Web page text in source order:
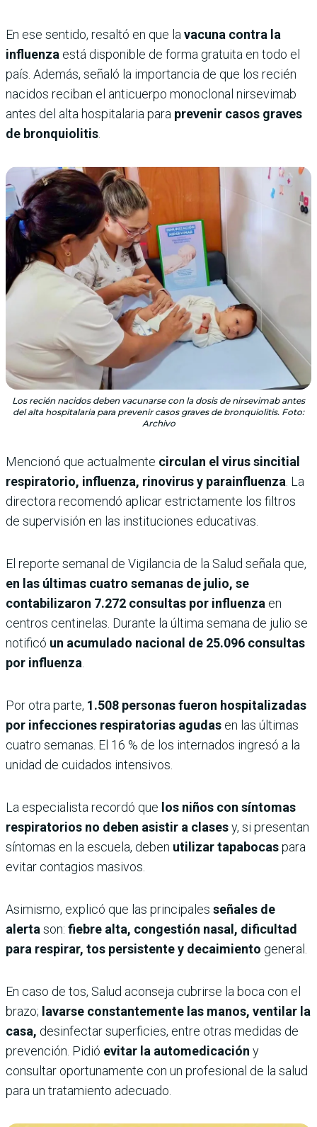
En ese sentido, resaltó en que lavacuna contra la
influenza está disponible de forma gratuita en todo el
país. Además, señaló la importancia de que los recién
nacidos reciban el anticuerpo monoclonal nirsevimab
antes del alta hospitalaria para prevenir casos graves
de bronquiolitis.
Los recién nacidos deben vacunarse con la dosis de nirsevimab antes
del alta hospitalaria para prevenir casos graves de bronquiolitis. Foto:
Archivo
Mencionó que actualmente circulan el virus sincitial
respiratorio, influenza, rinovirus y parainfluenza . La
directora recomendó aplicar estrictamente los filtros
de supervisión en las instituciones educativas.
El reporte semanal de Vigilancia de la Salud señala que,
en las últimas cuatro semanas de julio, se
contabilizaron 7.272 consultas por influenza en
centros centinelas. Durante la última semana de julio se
notificó un acumulado nacional de 25.096 consultas
por influenza
Por otra parte, 1.508 personas fueron hospitalizadas
por infecciones respiratorias agudas en las últimas
cuatro semanas. El 16 % de los internados ingresó a la
unidad de cuidados intensivos.
La especialista recordó que los niños con síntomas
respiratorios no deben asistir a clasesy, si presentan
síntomas en la escuela, deben utilizar tapabocaspara
evitar contagios masivos.
Asimismo, explicó que las principales señales de
alerta son: fiebre alta, congestión nasal, dificultad
para respirar, tos persistente y decaimiento general.
En caso de tos, Salud aconseja cubrirse la boca con el
brazo; lavarse constantemente las manos, ventilar la
casa, desinfectar superficies, entre otras medidas de
prevención. Pidió evitar la automedicación y
consultar oportunamente con un profesional de la salud
para un tratamiento adecuado.